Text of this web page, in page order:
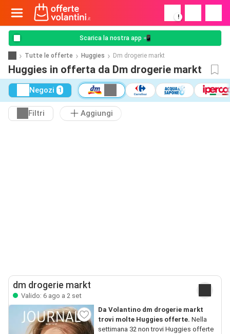
!
Scarica la nostra app 📲
Tutte le offerte Huggies Dm drogerie markt
Huggies in offerta da Dm drogerie markt
Negozi 1
Filtri Aggiungi
dm drogerie markt
Valido: 6 ago a 2 set
Da Volantino dm drogerie markt
trovi molte Huggies offerte. Nella
settimana 32 non trovi Huggies offerte